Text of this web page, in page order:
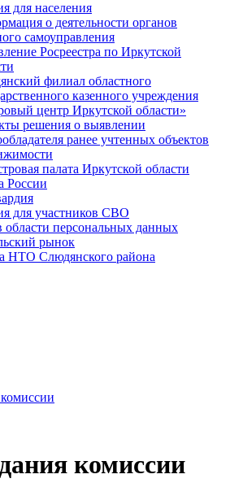
для населения
о деятельности органов
самоуправления
Росреестра по Иркутской
филиал областного
казенного учреждения
центр Иркутской области»
решения о выявлении
ранее учтенных объектов
палата Иркутской области
России
для участников СВО
области персональных данных
рынок
НТО Слюдянского района
комиссии